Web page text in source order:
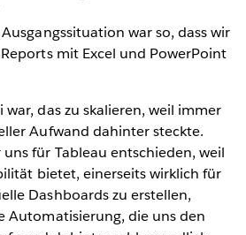
war so, dass wir
mit Excel und PowerPoint
war, das zu skalieren, weil immer
Aufwand dahinter steckte.
für Tableau entschieden, weil
bietet, einerseits wirklich für
Dashboards zu erstellen,
Automatisierung, die uns den